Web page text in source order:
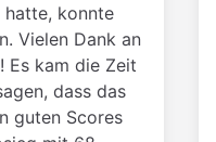
hatte, konnte
Vielen Dank an
Es kam die Zeit
dass das
guten Scores